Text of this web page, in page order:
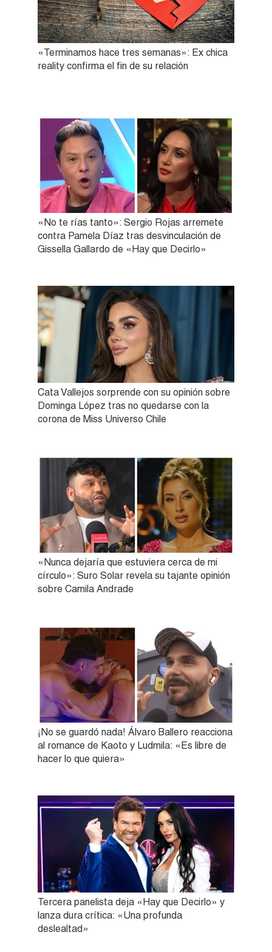
«Terminamos hace tres semanas»: Ex chica
reality confirma el fin de su relación
«No te rías tanto»: Sergio Rojas arremete
contra Pamela Díaz tras desvinculación de
Gissella Gallardo de «Hay que Decirlo»
Cata Vallejos sorprende con su opinión sobre
Dominga López tras no quedarse con la
corona de Miss Universo Chile
«Nunca dejaría que estuviera cerca de mi
círculo»: Suro Solar revela su tajante opinión
sobre Camila Andrade
¡No se guardó nada! Álvaro Ballero reacciona
al romance de Kaoto y Ludmila: «Es libre de
hacer lo que quiera»
Tercera panelista deja «Hay que Decirlo» y
lanza dura crítica: «Una profunda
deslealtad»